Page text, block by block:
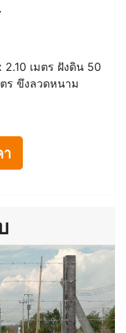
เมตร ฝังดิน 50
ตร ขึงลวดหนาม